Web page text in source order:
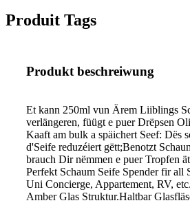
Produit Tags
Produkt beschreiwung
Et kann 250ml vun Ärem Liiblings
verlängeren, füügt e puer Drëpsen
Kaaft am bulk a späichert Seef: Dës
d'Seife reduzéiert gëtt;Benotzt
brauch Dir nëmmen e puer Tropfen
Perfekt Schaum Seife Spender fir all
Uni Concierge, Appartement, RV, etc.
Amber Glas Struktur.Haltbar